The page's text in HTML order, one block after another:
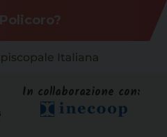
In collaborazione con: